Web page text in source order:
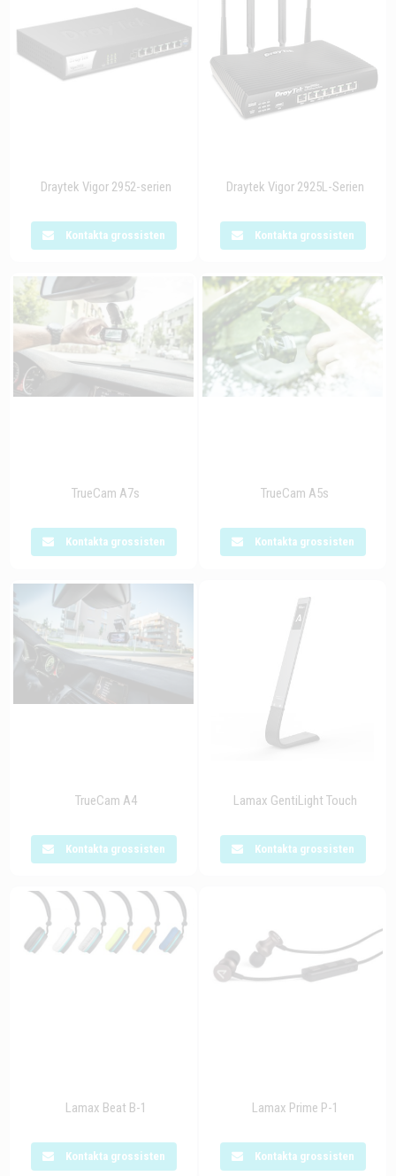
Draytek Vigor 2952-serien
Kontakta grossisten
Draytek Vigor 2925L-Serien
Kontakta grossisten
TrueCam A7s
Kontakta grossisten
TrueCam A5s
Kontakta grossisten
TrueCam A4
Kontakta grossisten
Lamax GentiLight Touch
Kontakta grossisten
Lamax Beat B-1
Kontakta grossisten
Lamax Prime P-1
Kontakta grossisten